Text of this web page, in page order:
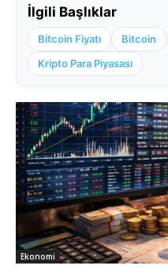
İlgili Başlıklar
Bitcoin Fiyatı Bitcoin
Kripto Para Piyasası
Ekonomi